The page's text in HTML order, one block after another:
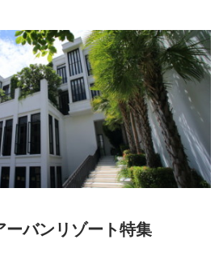
ーバンリゾート特集